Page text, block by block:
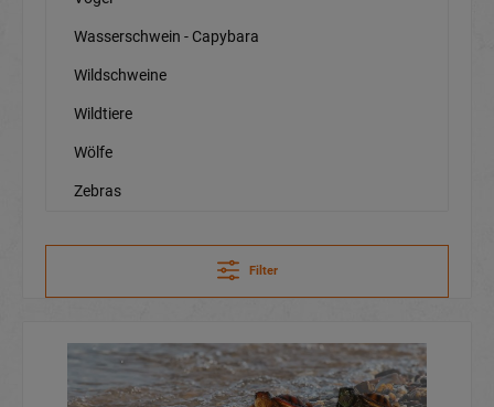
Wasserschwein - Capybara
Wildschweine
Wildtiere
Wölfe
Zebras
Filter